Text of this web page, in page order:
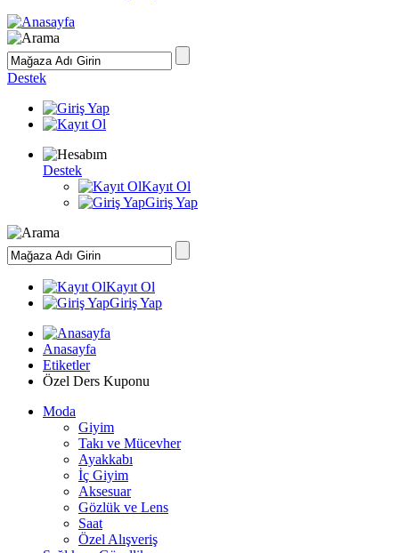
Destek
Destek
Kayıt Ol
Giriş Yap
Kayıt Ol
Giriş Yap
Anasayfa
Etiketler
Özel Ders Kuponu
Moda
Giyim
Takı ve Mücevher
Ayakkabı
İç Giyim
Aksesuar
Gözlük ve Lens
Saat
Özel Alışveriş